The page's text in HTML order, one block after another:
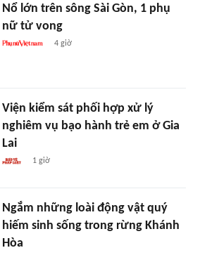
Nổ lớn trên sông Sài Gòn, 1 phụ
nữ tử vong
4 giờ
Viện kiểm sát phối hợp xử lý
nghiêm vụ bạo hành trẻ em ở Gia
Lai
1 giờ
Ngắm những loài động vật quý
hiếm sinh sống trong rừng Khánh
Hòa